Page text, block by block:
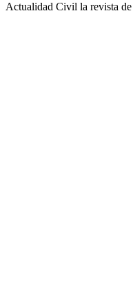
Actualidad Civil la revista